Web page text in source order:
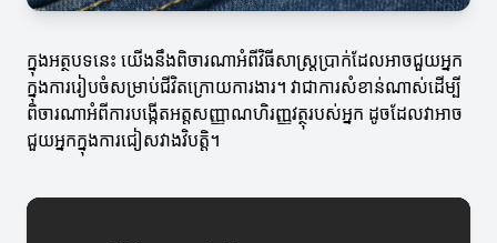
ក្នុងអត្ថបទនេះ យើងនឹងពិចារណាអំពីវិធីសាស្ត្រប្រាក់ដែលអាចជួយអ្នក
ក្នុងការរៀបចំសម្រាប់ជីវិតក្រោយការងារ។ វាជាការសំខាន់ណាស់ដើម្បី
ពិចារណាអំពីការបង្កើតអត្តសញ្ញាណហិរញ្ញវត្ថុរបស់អ្នក ដូចដែលវាអាច
ជួយអ្នកក្នុងការជៀសវាងវិបត្តិ។